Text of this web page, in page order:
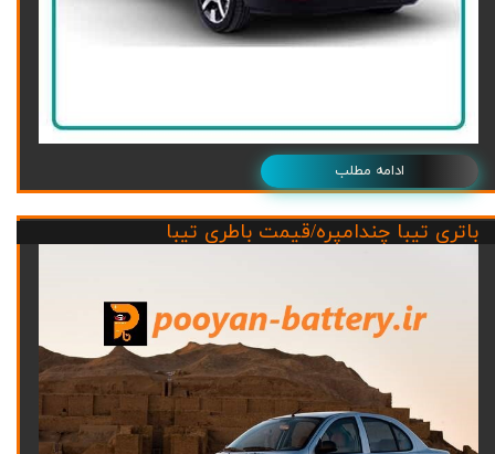
ادامه مطلب
باتری تیبا چندامپره/قیمت باطری تیبا